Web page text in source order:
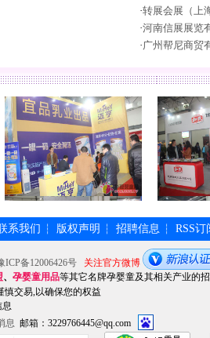
·转展会展（上
·河南信展展览
·广州帮尼商贸
系我们 ┆ 版权声明 ┆ 招聘信息 ┆ RSS订
ICP备12006426号
关注官方微博
、 孕婴童用品等其它名牌孕婴童及其相关产业的
慎交易,以确保您的权益
邮箱：3229766445@qq.com